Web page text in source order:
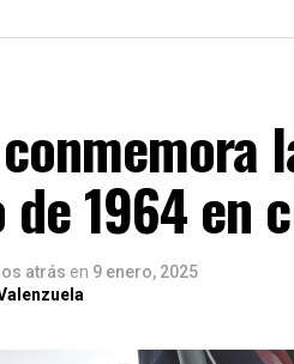
de 1964 en
atrás en 9 enero, 2025